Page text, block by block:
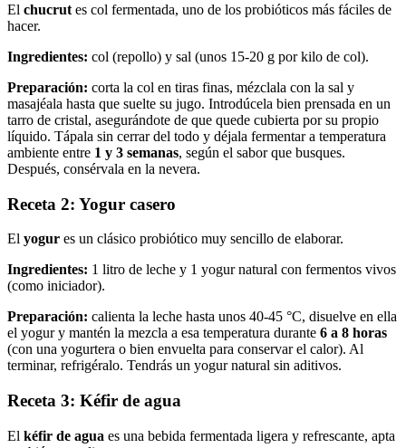
El chucrut es col fermentada, uno de los probióticos más fáciles de
hacer.
Ingredientes: col (repollo) y sal (unos 15-20 g por kilo de col).
Preparación: corta la col en tiras finas, mézclala con la sal y
masajéala hasta que suelte su jugo. Introdúcela bien prensada en un
tarro de cristal, asegurándote de que quede cubierta por su propio
líquido. Tápala sin cerrar del todo y déjala fermentar a temperatura
ambiente entre 1 y 3 semanas, según el sabor que busques.
Después, consérvala en la nevera.
Receta 2: Yogur casero
El yogur es un clásico probiótico muy sencillo de elaborar.
Ingredientes: 1 litro de leche y 1 yogur natural con fermentos vivos
(como iniciador).
Preparación: calienta la leche hasta unos 40-45 °C, disuelve en ella
el yogur y mantén la mezcla a esa temperatura durante 6 a 8 horas
(con una yogurtera o bien envuelta para conservar el calor). Al
terminar, refrigéralo. Tendrás un yogur natural sin aditivos.
Receta 3: Kéfir de agua
El kéfir de agua es una bebida fermentada ligera y refrescante, apta